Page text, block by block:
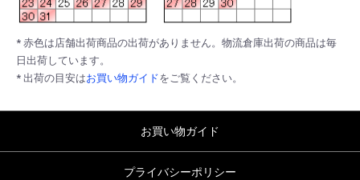
* 赤色は店舗出荷商品の出荷がありません。物流倉庫出荷の商品は毎
日出荷しています。
* 出荷の目安はお買い物ガイドをご覧ください。
お買い物ガイド
プライバシーポリシー